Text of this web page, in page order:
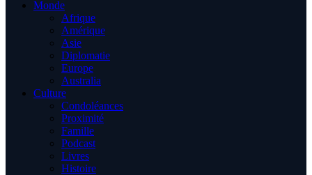
Monde
Afrique
Amérique
Asie
Diplomatie
Europe
Australia
Culture
Condoléances
Proximité
Famille
Podcast
Livres
Histoire